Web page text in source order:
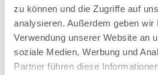
zu können und die Zugriffe auf
analysieren. Außerdem geben
Verwendung unserer Website an
soziale Medien, Werbung und
Partner führen diese
m mit Alu-Handlauf + grauer
Kurzbeschreibung
2.349,00 € *
(-41,26% vom UVP)